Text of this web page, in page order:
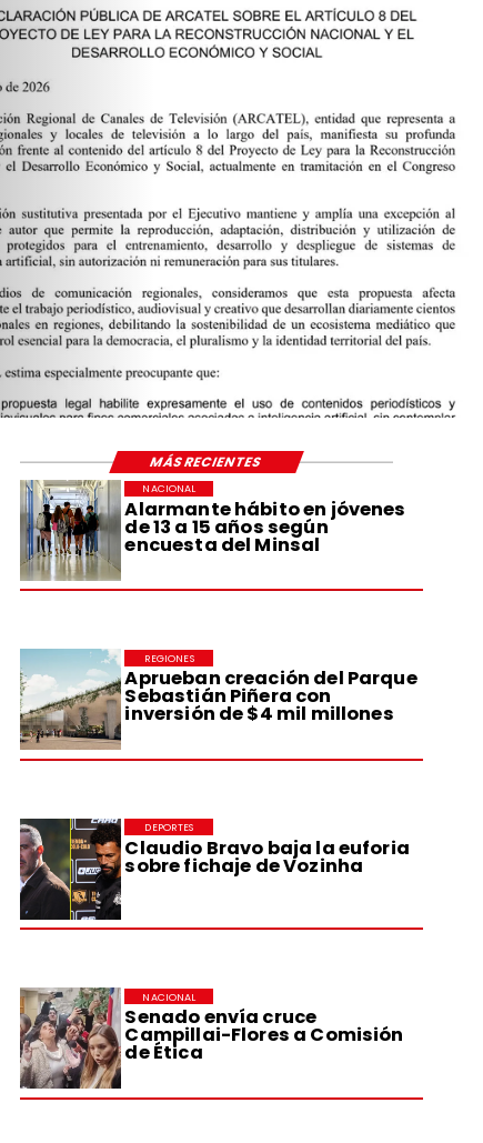
Alarmante hábito en jóvenes
de 13 a 15 años según
encuesta del Minsal
NACIONAL
Aprueban creación del Parque
Sebastián Piñera con
inversión de $4 mil millones
REGIONES
Claudio Bravo baja la euforia
sobre fichaje de Vozinha
DEPORTES
Senado envía cruce
Campillai-Flores a Comisión
de Ética
NACIONAL
MÁS RECIENTES